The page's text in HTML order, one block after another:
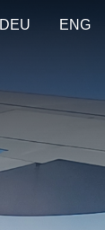
DEU ENG